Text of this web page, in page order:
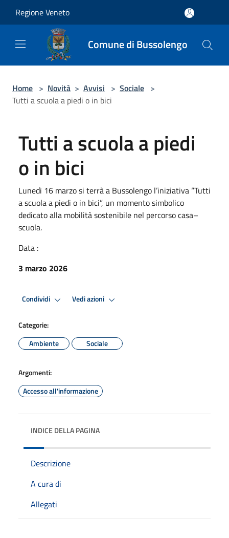
Regione Veneto
Comune di Bussolengo
Home > Novità > Avvisi > Sociale >
Tutti a scuola a piedi o in bici
Tutti a scuola a piedi
o in bici
Lunedì 16 marzo si terrà a Bussolengo l’iniziativa “Tutti
a scuola a piedi o in bici”, un momento simbolico
dedicato alla mobilità sostenibile nel percorso casa–
scuola.
Data :
3 marzo 2026
Condividi Vedi azioni
Categorie:
Ambiente
Sociale
Argomenti:
Accesso all'informazione
INDICE DELLA PAGINA
Descrizione
A cura di
Allegati